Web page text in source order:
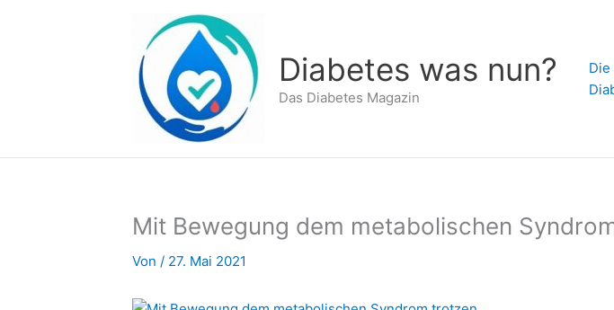
Diabetes was nun?
Das Diabetes Magazin
Mit Bewegung dem metabolischen
Von / 27. Mai 2021